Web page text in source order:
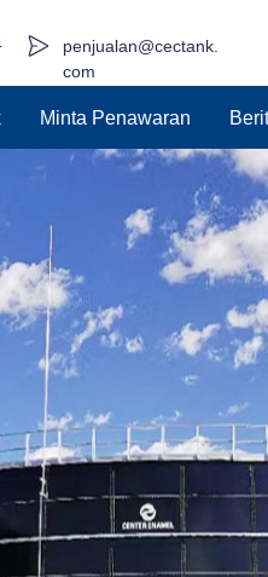
penjualan@cectank.
com
Minta Penawaran